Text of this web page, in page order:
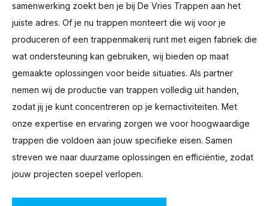
samenwerking zoekt ben je bij De Vries Trappen aan het
juiste adres. Of je nu trappen monteert die wij voor je
produceren of een trappenmakerij runt met eigen fabriek die
wat ondersteuning kan gebruiken, wij bieden op maat
gemaakte oplossingen voor beide situaties. Als partner
nemen wij de productie van trappen volledig uit handen,
zodat jij je kunt concentreren op je kernactiviteiten. Met
onze expertise en ervaring zorgen we voor hoogwaardige
trappen die voldoen aan jouw specifieke eisen. Samen
streven we naar duurzame oplossingen en efficiëntie, zodat
jouw projecten soepel verlopen.